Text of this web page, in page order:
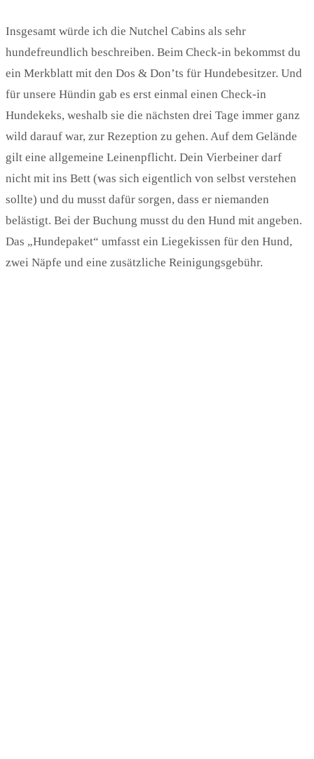
Insgesamt würde ich die Nutchel Cabins als sehr
hundefreundlich beschreiben. Beim Check-in bekommst du
ein Merkblatt mit den Dos & Don’ts für Hundebesitzer. Und
für unsere Hündin gab es erst einmal einen Check-in
Hundekeks, weshalb sie die nächsten drei Tage immer ganz
wild darauf war, zur Rezeption zu gehen. Auf dem Gelände
gilt eine allgemeine Leinenpflicht. Dein Vierbeiner darf
nicht mit ins Bett (was sich eigentlich von selbst verstehen
sollte) und du musst dafür sorgen, dass er niemanden
belästigt. Bei der Buchung musst du den Hund mit angeben.
Das „Hundepaket“ umfasst ein Liegekissen für den Hund,
zwei Näpfe und eine zusätzliche Reinigungsgebühr.